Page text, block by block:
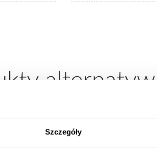
Szczegóły